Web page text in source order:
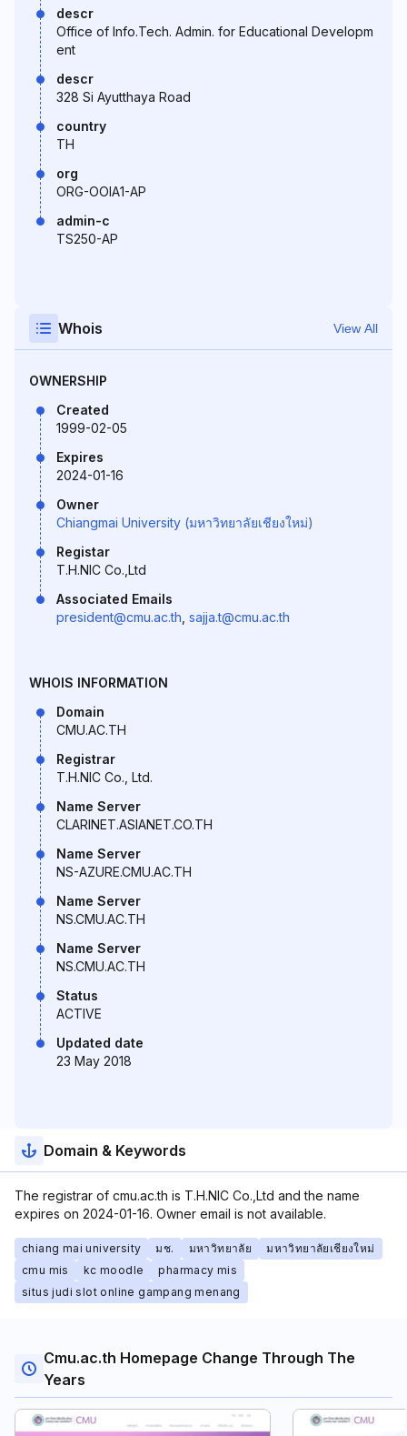
descr
Office of Info.Tech. Admin. for Educational Developm
ent
descr
328 Si Ayutthaya Road
country
TH
org
ORG-OOIA1-AP
admin-c
TS250-AP
Whois View All
OWNERSHIP
Created
1999-02-05
Expires
2024-01-16
Owner
Chiangmai University (มหาวิทยาลัยเชียงใหม่)
Registar
T.H.NIC Co.,Ltd
Associated Emails
president@cmu.ac.th sajja.t@cmu.ac.th
WHOIS INFORMATION
Domain
CMU.AC.TH
Registrar
T.H.NIC Co., Ltd.
Name Server
CLARINET.ASIANET.CO.TH
Name Server
NS-AZURE.CMU.AC.TH
Name Server
NS.CMU.AC.TH
Name Server
NS.CMU.AC.TH
Status
ACTIVE
Updated date
23 May 2018
Domain & Keywords
The registrar of cmu.ac.th is T.H.NIC Co.,Ltd and the name
expires on 2024-01-16. Owner email is not available.
chiang mai university มช. มหาวิทยาลัย
มหาวิทยาลัยเชียงใหม่
cmu mis
kc moodle
pharmacy mis
situs judi slot online gampang menang
Cmu.ac.th Homepage Change Through The
Years